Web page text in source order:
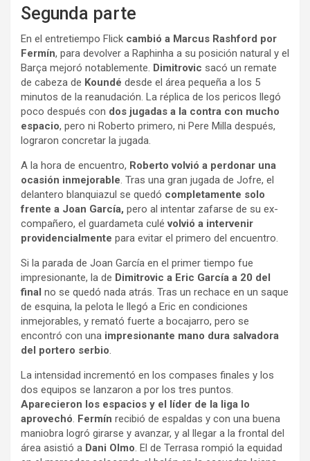
Segunda parte
En el entretiempo Flick cambió a Marcus Rashford por
Fermín, para devolver a Raphinha a su posición natural y el
Barça mejoró notablemente. Dimitrovic sacó un remate
de cabeza de Koundé desde el área pequeña a los 5
minutos de la reanudación. La réplica de los pericos llegó
poco después con dos jugadas a la contra con mucho
espacio, pero ni Roberto primero, ni Pere Milla después,
lograron concretar la jugada.
A la hora de encuentro, Roberto volvió a perdonar una
ocasión inmejorable. Tras una gran jugada de Jofre, el
delantero blanquiazul se quedó completamente solo
frente a Joan García, pero al intentar zafarse de su ex-
compañero, el guardameta culévolvió a intervenir
providencialmente para evitar el primero del encuentro.
Si la parada de Joan García en el primer tiempo fue
impresionante, la de Dimitrovic a Eric García a 20 del
final no se quedó nada atrás. Tras un rechace en un saque
de esquina, la pelota le llegó a Eric en condiciones
inmejorables, y remató fuerte a bocajarro, pero se
encontró con una impresionante mano dura salvadora
del portero serbio.
La intensidad incrementó en los compases finales y los
dos equipos se lanzaron a por los tres puntos.
Aparecieron los espacios y el líder de la liga lo
aprovechó. Fermín recibió de espaldas y con una buena
maniobra logró girarse y avanzar, y al llegar a la frontal del
área asistió a Dani Olmo. El de Terrasa rompió la equidad